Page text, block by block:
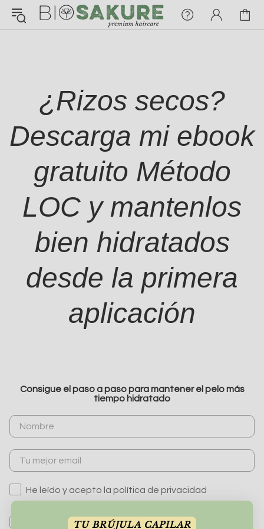
¡Konnichiwa!
View All
Pedidos
Envío y Seguimiento
Pagos
¿Rizos secos?
Descarga mi ebook
gratuito Método
LOC y mantenlos
bien hidratados
desde la primera
aplicación
Consigue el paso a paso para mantener el pelo más
tiempo hidratado
He leído y acepto la política de privacidad
Quiero recibir descuentos, promociones y
TU BRÚJULA CAPILAR